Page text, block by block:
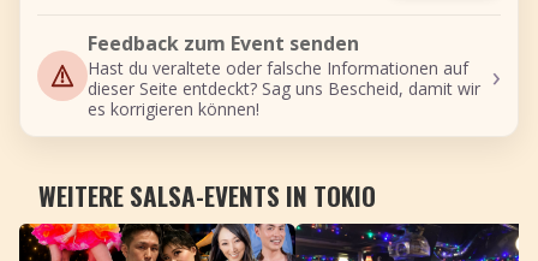
Feedback zum Event senden
Hast du veraltete oder falsche Informationen auf
dieser Seite entdeckt? Sag uns Bescheid, damit wir
es korrigieren können!
›
WEITERE SALSA-EVENTS IN TOKIO